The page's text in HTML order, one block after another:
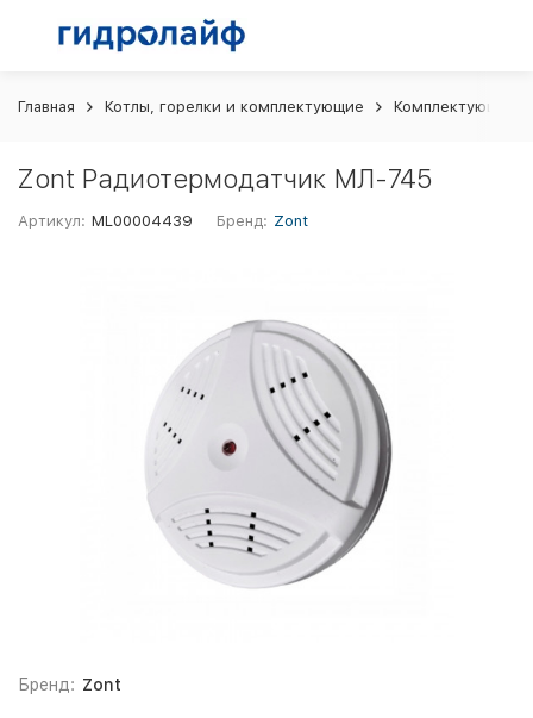
Главная Котлы, горелки и комплектующие Комплектующие и
Zont Радиотермодатчик МЛ-745
Артикул: ML00004439 Бренд: Zont
Бренд: Zont